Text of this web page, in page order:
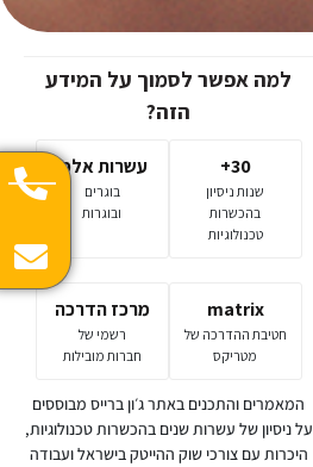
למה אפשר לסמוך על המידע
הזה?
30+
שנות ניסיון
בהכשרות
טכנולוגיות
עשרות אלפי
בוגרים
ובוגרות
matrix
חטיבת ההדרכה של
מטריקס
מרכז הדרכה
רשמי של
חברות מובילות
המאמרים והתכנים באתר ג׳ון ברייס מבוססים
על ניסיון של עשרות שנים בהכשרות טכנולוגיות,
היכרות עם צורכי שוק ההייטק בישראל ועבודה